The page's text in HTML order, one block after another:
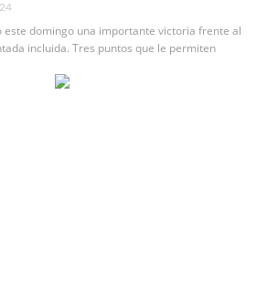
este domingo una importante victoria frente al
incluida. Tres puntos que le permiten